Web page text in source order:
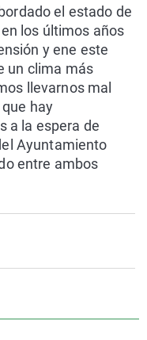
el estado de
los últimos años
y ene este
un clima más
llevarnos mal
hay
a la espera de
Ayuntamiento
entre ambos